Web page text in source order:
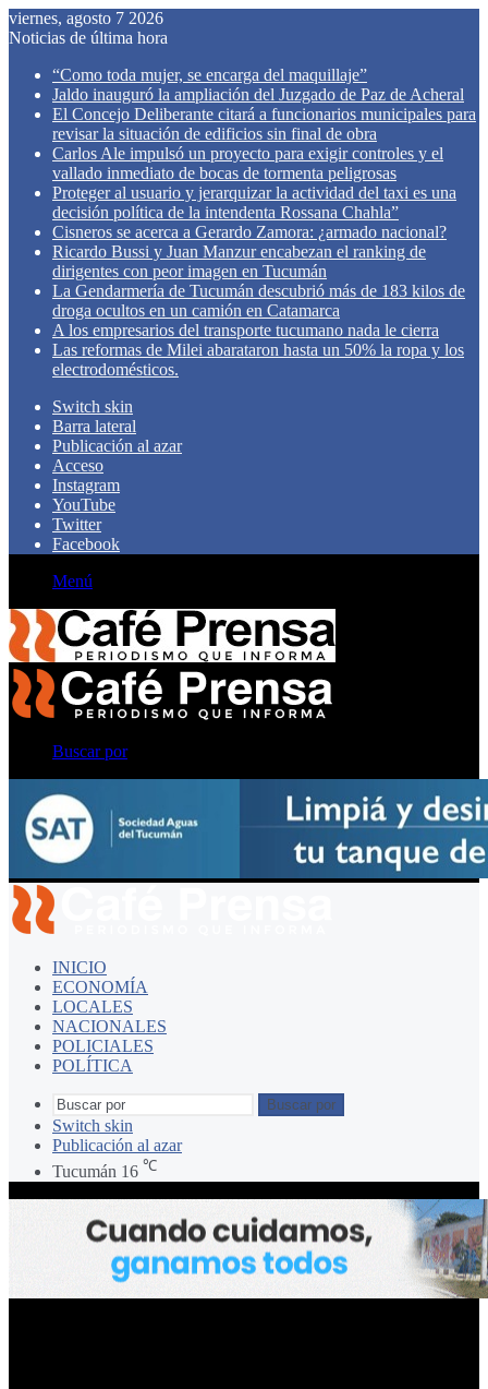
viernes, agosto 7 2026
Noticias de última hora
“Como toda mujer, se encarga del maquillaje”
Jaldo inauguró la ampliación del Juzgado de Paz de Acheral
El Concejo Deliberante citará a funcionarios municipales para
revisar la situación de edificios sin final de obra
Carlos Ale impulsó un proyecto para exigir controles y el
vallado inmediato de bocas de tormenta peligrosas
Proteger al usuario y jerarquizar la actividad del taxi es una
decisión política de la intendenta Rossana Chahla”
Cisneros se acerca a Gerardo Zamora: ¿armado nacional?
Ricardo Bussi y Juan Manzur encabezan el ranking de
dirigentes con peor imagen en Tucumán
La Gendarmería de Tucumán descubrió más de 183 kilos de
droga ocultos en un camión en Catamarca
A los empresarios del transporte tucumano nada le cierra
Las reformas de Milei abarataron hasta un 50% la ropa y los
electrodomésticos.
Switch skin
Barra lateral
Publicación al azar
Acceso
Instagram
YouTube
Twitter
Facebook
Menú
Buscar por
INICIO
ECONOMÍA
LOCALES
NACIONALES
POLICIALES
POLÍTICA
Buscar por
Switch skin
Publicación al azar
Tucumán 16 ℃